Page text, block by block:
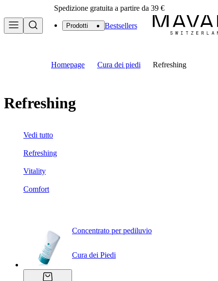
Spedizione gratuita a partire da 39 €
Prodotti Bestsellers
Homepage Cura dei piedi Refreshing
Refreshing
Vedi tutto
Refreshing
Vitality
Comfort
Concentrato per pediluvio
Cura dei Piedi